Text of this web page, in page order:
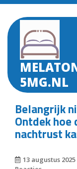
Skip
content
5MG.NL
Belangrijk
Ontdek
nachtrust
13 augustus 2025